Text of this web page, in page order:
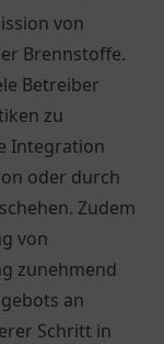
von
Brennstoffe.
Betreiber
zu
Integration
oder durch
Zudem
von
zunehmend
an
Schritt in